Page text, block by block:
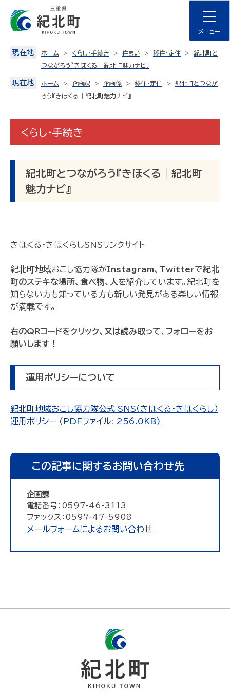
content
メニュー
現在地 ホーム くらし・手続き 住まい 移住・定住
紀北町と
つながろう『きほくる｜紀北町魅力ナビ』
現在地 ホーム 企画課 企画係 移住・定住
紀北町とつなが
ろう『きほくる｜紀北町魅力ナビ』
くらし・手続き
紀北町とつながろう『きほくる｜紀北町
魅力ナビ』
きほくる・きほくらしSNSリンクサイト
紀北町地域おこし協力隊がInstagram、Twitterで紀北
町のステキな場所、食べ物、人 を紹介しています。紀北町を
知らない方も知っている方も新しい発見がある楽しい情報
が満載です。
右のQRコードをクリック、又は読み取って、フォローをお
願いします！
運用ポリシーについて
紀北町地域おこし協力隊公式 SNS（きほくる・きほくらし）
運用ポリシー (PDFファイル: 256.0KB)
この記事に関するお問い合わせ先
企画課
電話番号：0597-46-3113
ファックス：0597-47-5908
メールフォームによるお問い合わせ